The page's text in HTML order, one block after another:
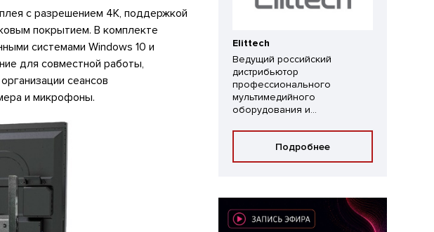
с разрешением 4K, поддержкой
покрытием. В комплекте
системами Windows 10 и
для совместной работы,
сеансов
и микрофоны.
Elittech
Ведущий российский
дистрибьютор
профессионального
мультимедийного
оборудования и...
Подробнее